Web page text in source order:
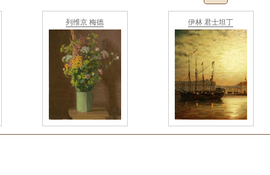
列维京 梅德 伊林 君士坦丁